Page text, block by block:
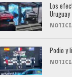
Los
Uruguay
Podio y